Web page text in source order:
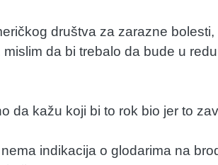
društva za zarazne
da bi trebalo da bude u
da kažu koji bi to rok bio jer to
indikacija o glodarima na